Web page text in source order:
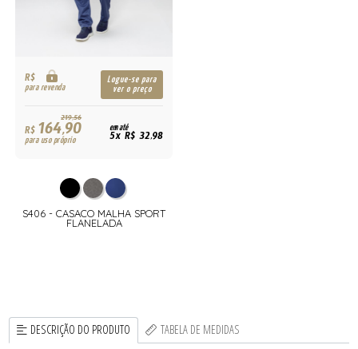
R$
para revenda
Logue-se para
ver o preço
219,56
R$164,90
para uso próprio
em até
5x R$ 32,98
S406 - CASACO MALHA SPORT
FLANELADA
DESCRIÇÃO DO PRODUTO TABELA DE MEDIDAS